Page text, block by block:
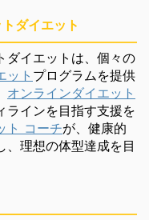
ダイエット
ダイエットは、個々の
ット プログラムを提供
オンラインダイエット
ラインを目指す支援を
ト コーチが、健康的
、理想の体型達成を目